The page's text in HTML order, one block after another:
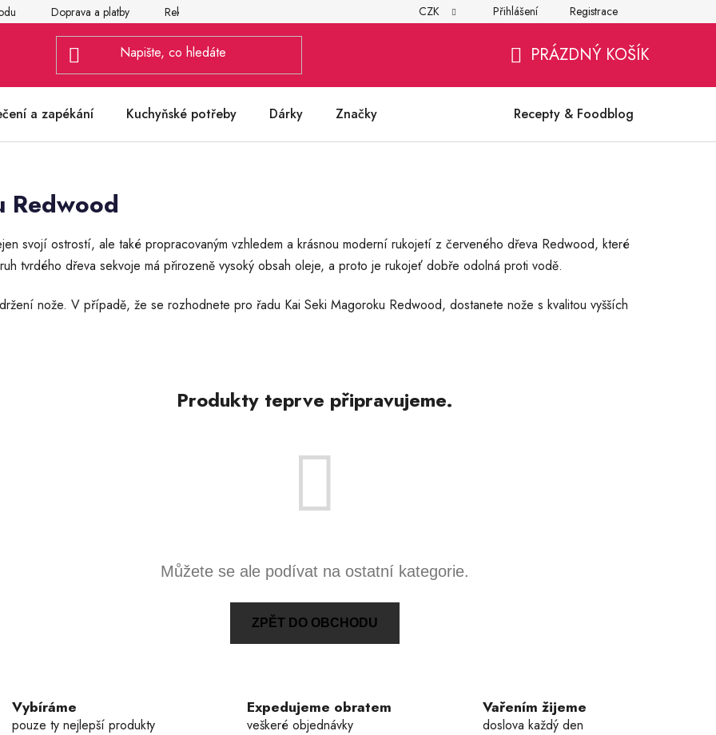
Doprava a platby Reklamace Všeobecné obchodní podmínky Ochrana osobních údajů
CZK Přihlášení Registrace
KOŠÍK
PRÁZDNÝ KOŠÍK
a zapékání Kuchyňské potřeby Dárky Značky Recepty & Foodblog
Redwood
svojí ostrostí, ale také propracovaným vzhledem a krásnou moderní rukojetí z červeného dřeva Redwood, které
tvrdého dřeva sekvoje má přirozeně vysoký obsah oleje, a proto je rukojeť dobře odolná proti vodě.
nože. V případě, že se rozhodnete pro řadu Kai Seki Magoroku Redwood, dostanete nože s kvalitou vyšších
Produkty teprve připravujeme.
Můžete se ale podívat na ostatní kategorie.
ZPĚT DO OBCHODU
Vybíráme
pouze ty nejlepší produkty
Expedujeme obratem
veškeré objednávky
Vařením žijeme
doslova každý den